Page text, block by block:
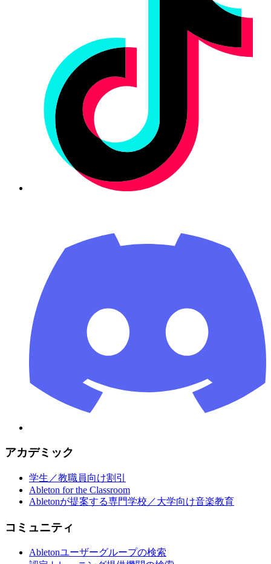
アカデミック
学生／教職員向け割引
Ableton for the Classroom
Abletonが提案する専門学校／大学向け音楽教育
コミュニティ
Abletonユーザーグループの検索